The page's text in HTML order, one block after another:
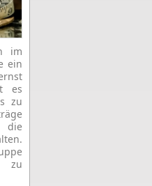
im
ein
es
zu
die
zu